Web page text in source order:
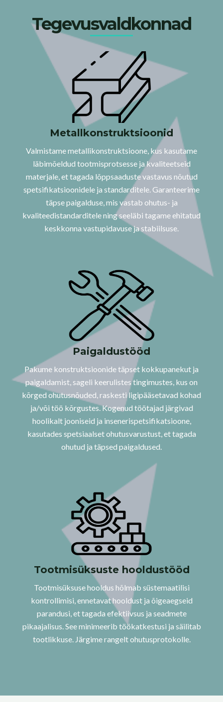
Tegevusvaldkonnad
Metallkonstruktsioonid
Valmistame metallikonstruktsioone, kus kasutame
läbimõeldud tootmisprotsesse ja kvaliteetseid
materjale, et tagada lõppsaaduste vastavus nõutud
spetsifikatsioonidele ja standarditele. Garanteerime
täpse paigalduse, mis vastab ohutus- ja
kvaliteedistandarditele ning seeläbi tagame ehitatud
keskkonna vastupidavuse ja stabiilsuse.
Paigaldustööd
Pakume konstruktsioonide täpset kokkupanekut ja
paigaldamist, sageli keerulistes tingimustes, kus on
kõrged ohutusnõuded, raskesti ligipääsetavad kohad
ja/või töö kõrgustes. Kogenud töötajad järgivad
hoolikalt jooniseid ja insenerispetsifikatsioone,
kasutades spetsiaalset ohutusvarustust, et tagada
ohutud ja täpsed paigaldused.
Tootmisüksuste hooldustööd
Tootmisüksuse hooldus hõlmab süstemaatilisi
kontrollimisi, ennetavat hooldust ja õigeaegseid
parandusi, et tagada efektiivsus ja seadmete
pikaajalisus. See minimeerib töökatkestusi ja säilitab
tootlikkuse. Järgime rangelt ohutusprotokolle.